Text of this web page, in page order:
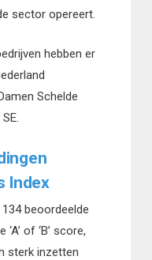
sector opereert.
hebben er
Schelde
Index
beoordeelde
of ‘B’ score,
sterk inzetten